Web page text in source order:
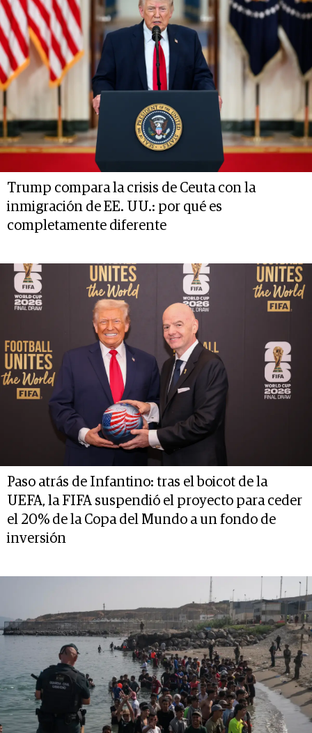
Trump compara la crisis de Ceuta con la
inmigración de EE. UU.: por qué es
completamente diferente
Paso atrás de Infantino: tras el boicot de la
UEFA, la FIFA suspendió el proyecto para ceder
el 20% de la Copa del Mundo a un fondo de
inversión